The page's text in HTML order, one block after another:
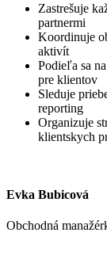
Zastrešuje
partnermi
Koordinuje
aktivít
Podieľa sa
pre klientov
Sleduje
reporting
Organizuje
klientskych
Evka Bubicová
Obchodná